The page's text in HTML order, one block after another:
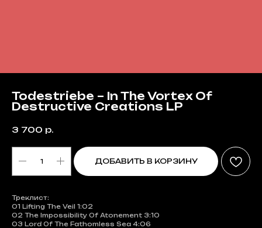
Todestriebe – In The Vortex Of
Destructive Creations LP
3 700 р.
ДОБАВИТЬ В КОРЗИНУ
Треклист:
01 Lifting The Veil 1:02
02 The Impossibility Of Atonement 3:10
03 Lord Of The Fathomless Sea 4:06